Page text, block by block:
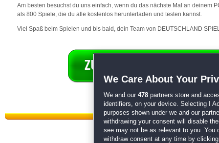
Am besten besuchst du uns einfach, wenn du das nächste Mal an deinem
als 800 Spiele, die du alle kostenlos herunterladen und testen kannst.
Viel Spaß beim Spielen und bis bald, dein Team von DEUTSCHLAND
We Care About Your
We and our 478 partners store and
identifiers, on your device. Selecting I
purposes shown under we and our
withdrawing your consent will disable
see may not be as relevant to you. You
withdraw consent at any time by